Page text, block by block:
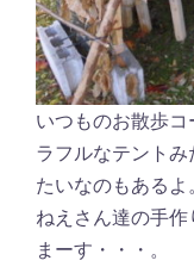
いつものお散歩
ラフルなテント
たいなのもある
ねえさん達の手
まーす・・・。